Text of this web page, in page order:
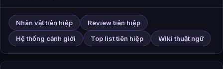
Nhân vật tiên hiệp
Review tiên hiệp
Hệ thống cảnh giới
Top list tiên hiệp Wiki thuật ngữ